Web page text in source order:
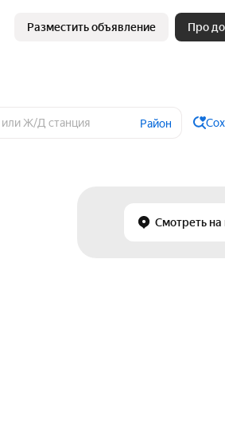
Разместить объявление Про
Район
Смотреть на